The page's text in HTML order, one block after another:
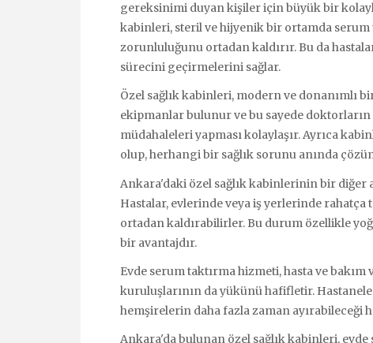
gereksinimi duyan kişiler için büyük bir
kabinleri, steril ve hijyenik bir ortamda serum
zorunluluğunu ortadan kaldırır. Bu da
sürecini geçirmelerini sağlar.
Özel sağlık kabinleri, modern ve donanımlı
ekipmanlar bulunur ve bu sayede
müdahaleleri yapması kolaylaşır. Ayrıca
olup, herhangi bir sağlık sorunu anında
Ankara'daki özel sağlık kabinlerinin bir diğer
Hastalar, evlerinde veya iş yerlerinde
ortadan kaldırabilirler. Bu durum özellikle
bir avantajdır.
Evde serum taktırma hizmeti, hasta ve
kuruluşlarının da yükünü hafifletir.
hemşirelerin daha fazla zaman ayırabileceği
Ankara'da bulunan özel sağlık kabinleri,